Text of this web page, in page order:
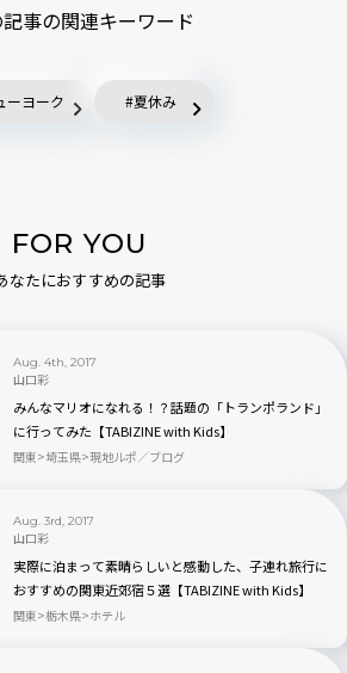
事の関連キーワード
ーヨーク 夏休み
FOR YOU
なたにおすすめの記事
Aug. 4th, 2017
山口彩
みんなマリオになれる！？話題の「トランポランド」
に行ってみた【TABIZINE with Kids】
関東 埼玉県 現地ルポ／ブログ
Aug. 3rd, 2017
山口彩
実際に泊まって素晴らしいと感動した、子連れ旅行に
おすすめの関東近郊宿５選【TABIZINE with Kids】
関東 栃木県 ホテル